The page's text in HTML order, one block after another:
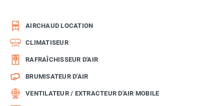
AIRCHAUD LOCATION
CLIMATISEUR
RAFRAÎCHISSEUR D'AIR
BRUMISATEUR D'AIR
VENTILATEUR / EXTRACTEUR D'AIR MOBILE